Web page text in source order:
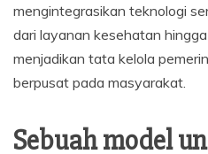
mengintegrasikan teknologi
dari layanan kesehatan
menjadikan tata kelola
berpusat pada masyarakat.
Sebuah model